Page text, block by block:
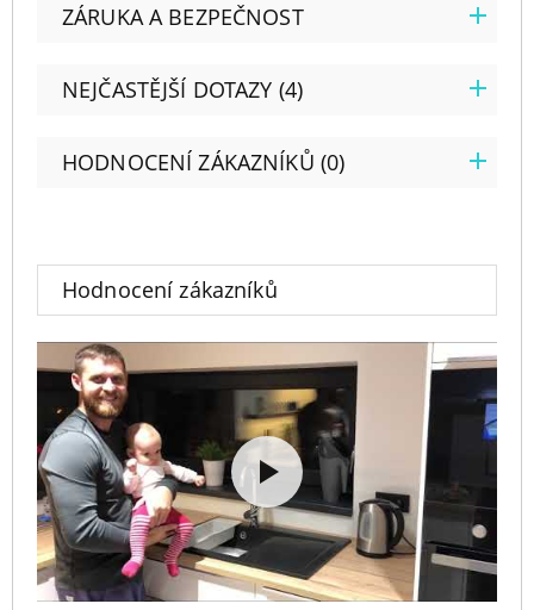
Hodnocení zákazníků
ZÁRUKA A BEZPEČNOST
NEJČASTĚJŠÍ DOTAZY (4)
HODNOCENÍ ZÁKAZNÍKŮ (0)